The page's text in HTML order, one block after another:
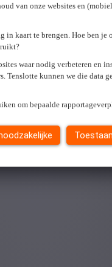
van onze websites en
in kaart te brengen. Hoe ben je
waar nodig verbeteren en
Tenslotte kunnen we die data
om bepaalde